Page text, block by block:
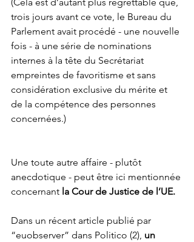
(Cela est d’autant plus regrettable que,
trois jours avant ce vote, le Bureau du
Parlement avait procédé - une nouvelle
fois - à une série de nominations
internes à la tête du Secrétariat
empreintes de favoritisme et sans
considération exclusive du mérite et
de la compétence des personnes
concernées.)
Une toute autre affaire - plutôt
anecdotique - peut être ici mentionnée
concernant la Cour de Justice de l’UE.
Dans un récent article publié par
“euobserver” dans Politico (2), un